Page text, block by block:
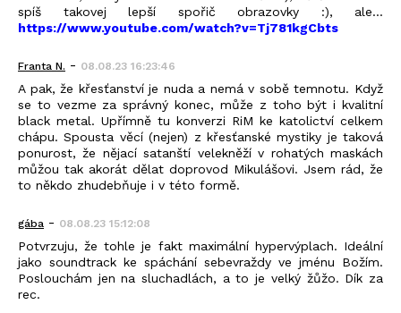
spíš takovej lepší spořič obrazovky :), ale...
https://www.youtube.com/watch?v=Tj781kgCbts
Franta N. - 08.08.23 16:23:46
A pak, že křesťanství je nuda a nemá v sobě temnotu. Když
se to vezme za správný konec, může z toho být i kvalitní
black metal. Upřímně tu konverzi RiM ke katolictví celkem
chápu. Spousta věcí (nejen) z křesťanské mystiky je taková
ponurost, že nějací satanští velekněží v rohatých maskách
můžou tak akorát dělat doprovod Mikulášovi. Jsem rád, že
to někdo zhudebňuje i v této formě.
gába - 08.08.23 15:12:08
Potvrzuju, že tohle je fakt maximální hypervýplach. Ideální
jako soundtrack ke spáchání sebevraždy ve jménu Božím.
Poslouchám jen na sluchadlách, a to je velký žůžo. Dík za
rec.